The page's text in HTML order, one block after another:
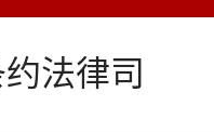
法律司